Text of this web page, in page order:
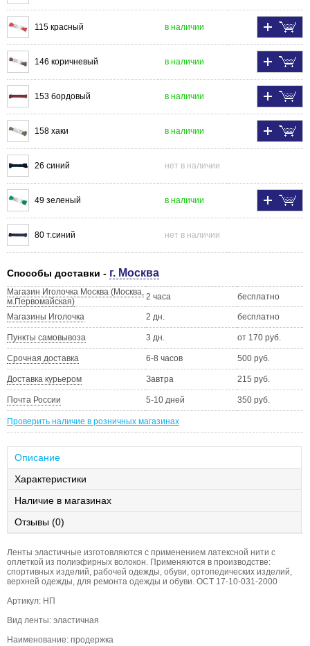
115 красный в наличии
146 коричневый в наличии
153 бордовый в наличии
158 хаки в наличии
26 синий нет в наличии
49 зеленый в наличии
80 т.синий нет в наличии
Способы доставки - г. Москва
Магазин Иголочка Москва (Москва,
м.Первомайская)
2 часа бесплатно
Магазины Иголочка 2 дн. бесплатно
Пункты самовывоза 3 дн. от 170 руб.
Срочная доставка 6-8 часов 500 руб.
Доставка курьером Завтра 215 руб.
Почта России 5-10 дней 350 руб.
Проверить наличие в розничных магазинах
Описание
Характеристики
Наличие в магазинах
Отзывы (0)
Ленты эластичные изготовляются с применением латексной нити с
оплеткой из полиэфирных волокон. Применяются в производстве:
спортивных изделий, рабочей одежды, обуви, ортопедических изделий,
верхней одежды, для ремонта одежды и обуви. ОСТ 17-10-031-2000
Артикул: НП
Вид ленты: эластичная
Наименование: продержка